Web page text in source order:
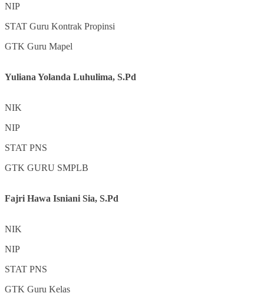
NIP
STAT Guru Kontrak Propinsi
GTK Guru Mapel
Yuliana Yolanda Luhulima, S.Pd
NIK
NIP
STAT PNS
GTK GURU SMPLB
Fajri Hawa Isniani Sia, S.Pd
NIK
NIP
STAT PNS
GTK Guru Kelas